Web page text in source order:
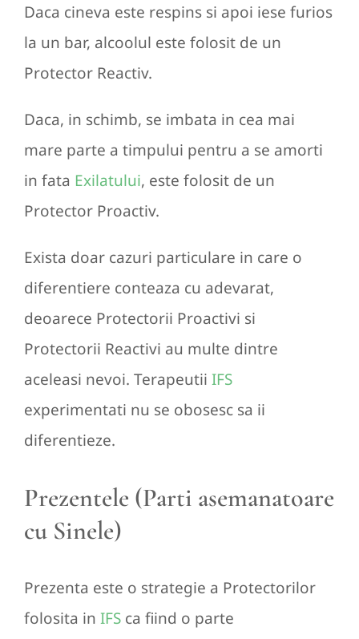
Daca cineva este respins si apoi iese furios
la un bar, alcoolul este folosit de un
Protector Reactiv.
Daca, in schimb, se imbata in cea mai
mare parte a timpului pentru a se amorti
in fata Exilatului, este folosit de un
Protector Proactiv.
Exista doar cazuri particulare in care o
diferentiere conteaza cu adevarat,
deoarece Protectorii Proactivi si
Protectorii Reactivi au multe dintre
aceleasi nevoi. Terapeutii IFS
experimentati nu se obosesc sa ii
diferentieze.
Prezentele (Parti asemanatoare
cu Sinele)
Prezenta este o strategie a Protectorilor
folosita in IFS ca fiind o parte